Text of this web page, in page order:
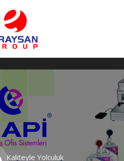
kapatarak veya web sitesini
Çerez Politikası’nda
olursunuz.